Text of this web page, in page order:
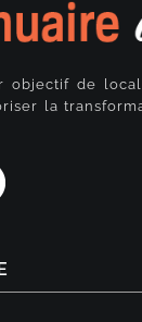
objectif de
la